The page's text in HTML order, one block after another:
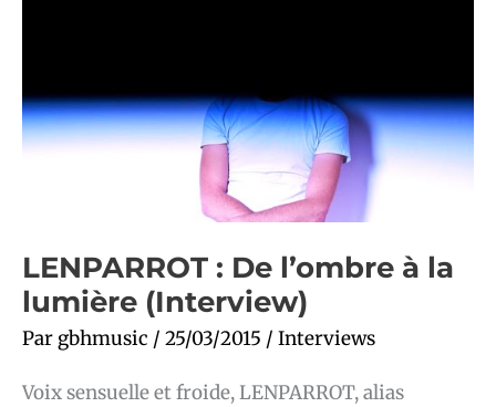
LENPARROT : De l’ombre à la
lumière (Interview)
Par gbhmusic / 25/03/2015 / Interviews
Voix sensuelle et froide, LENPARROT, alias